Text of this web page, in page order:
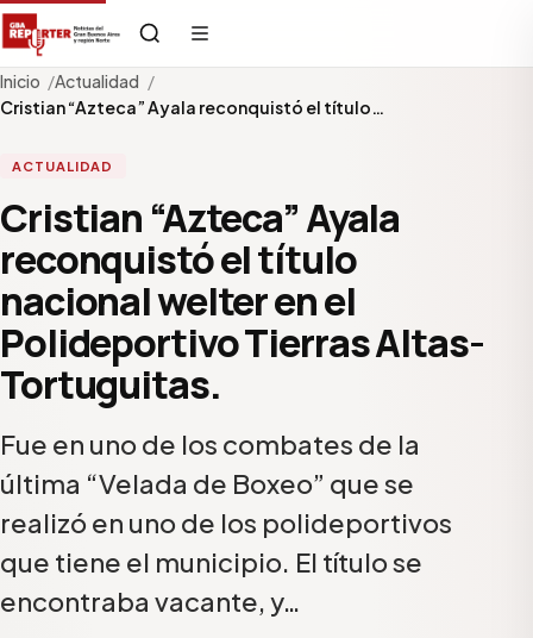
Inicio
Actualidad
Cristian “Azteca” Ayala reconquistó el título…
ACTUALIDAD
Cristian “Azteca” Ayala
reconquistó el título
nacional welter en el
Polideportivo Tierras Altas-
Tortuguitas.
Fue en uno de los combates de la
última “Velada de Boxeo” que se
realizó en uno de los polideportivos
que tiene el municipio. El título se
encontraba vacante, y…